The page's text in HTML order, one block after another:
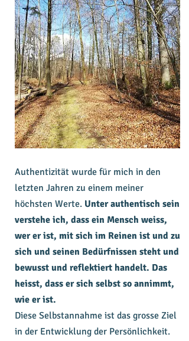
Authentizität wurde für mich in den
letzten Jahren zu einem meiner
höchsten Werte. Unter authentisch sein
verstehe ich, dass ein Mensch weiss,
wer er ist, mit sich im Reinen ist und zu
sich und seinen Bedürfnissen steht und
bewusst und reflektiert handelt. Das
heisst, dass er sich selbst so annimmt,
wie er ist.
Diese Selbstannahme ist das grosse Ziel
in der Entwicklung der Persönlichkeit.